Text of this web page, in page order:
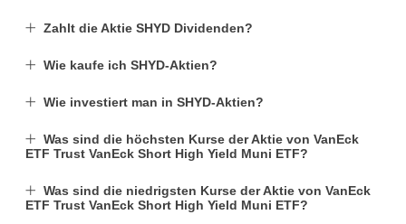
Zahlt die Aktie SHYD Dividenden?
Wie kaufe ich SHYD-Aktien?
Wie investiert man in SHYD-Aktien?
Was sind die höchsten Kurse der Aktie von VanEck
ETF Trust VanEck Short High Yield Muni ETF?
Was sind die niedrigsten Kurse der Aktie von VanEck
ETF Trust VanEck Short High Yield Muni ETF?